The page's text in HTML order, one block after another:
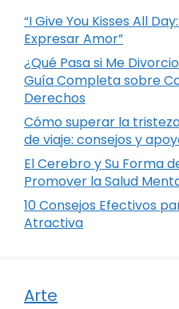
“I Give You Kisses All
Expresar Amor”
¿Qué Pasa si Me
Guía Completa sobre
Derechos
Cómo superar la
de viaje: consejos y
El Cerebro y Su Forma
Promover la Salud
10 Consejos Efectivos
Atractiva
Arte